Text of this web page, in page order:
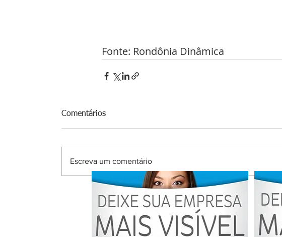
Fonte: Rondônia Dinâmica
Comentários
Escreva um comentário